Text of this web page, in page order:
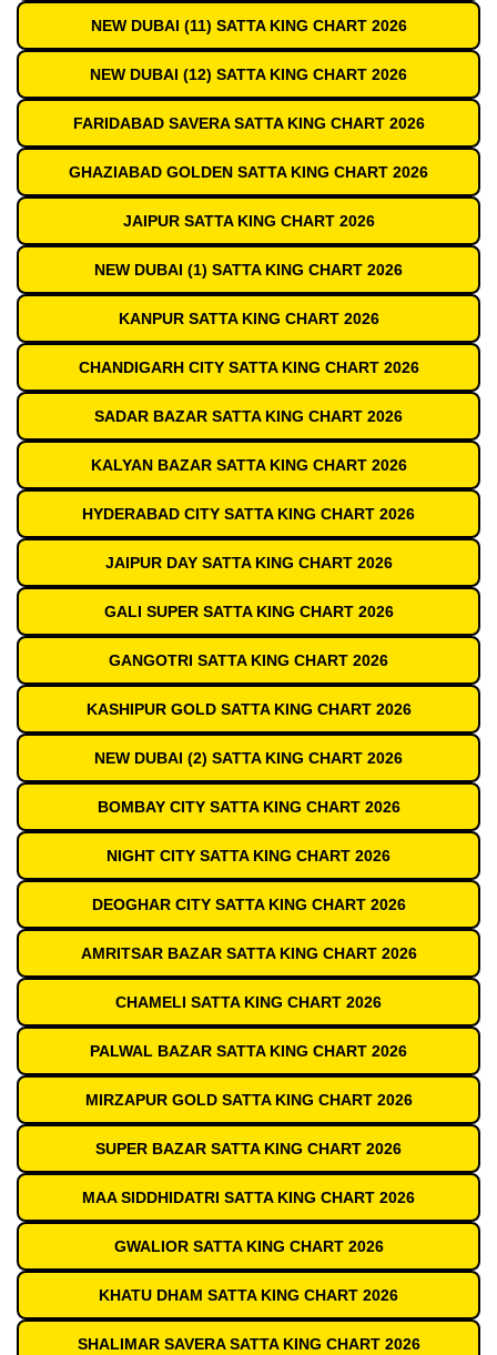
NEW DUBAI (11) SATTA KING CHART 2026
NEW DUBAI (12) SATTA KING CHART 2026
FARIDABAD SAVERA SATTA KING CHART 2026
GHAZIABAD GOLDEN SATTA KING CHART 2026
JAIPUR SATTA KING CHART 2026
NEW DUBAI (1) SATTA KING CHART 2026
KANPUR SATTA KING CHART 2026
CHANDIGARH CITY SATTA KING CHART 2026
SADAR BAZAR SATTA KING CHART 2026
KALYAN BAZAR SATTA KING CHART 2026
HYDERABAD CITY SATTA KING CHART 2026
JAIPUR DAY SATTA KING CHART 2026
GALI SUPER SATTA KING CHART 2026
GANGOTRI SATTA KING CHART 2026
KASHIPUR GOLD SATTA KING CHART 2026
NEW DUBAI (2) SATTA KING CHART 2026
BOMBAY CITY SATTA KING CHART 2026
NIGHT CITY SATTA KING CHART 2026
DEOGHAR CITY SATTA KING CHART 2026
AMRITSAR BAZAR SATTA KING CHART 2026
CHAMELI SATTA KING CHART 2026
PALWAL BAZAR SATTA KING CHART 2026
MIRZAPUR GOLD SATTA KING CHART 2026
SUPER BAZAR SATTA KING CHART 2026
MAA SIDDHIDATRI SATTA KING CHART 2026
GWALIOR SATTA KING CHART 2026
KHATU DHAM SATTA KING CHART 2026
SHALIMAR SAVERA SATTA KING CHART 2026